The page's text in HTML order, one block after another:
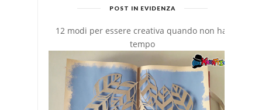
POST IN EVIDENZA
12 modi per essere creativa quando non hai
tempo